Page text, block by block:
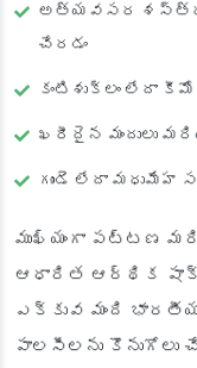
అత్యవసర
చేరడం
కంటిశుక్లం లేదా
ఖరీదైన మందులు
గుండె లేదా మధుమేహ
ముఖ్యంగా పట్టణ
ఆధారిత ఆర్థిక
ఎక్కువ మంది
పాలసీలను కొనుగోలు